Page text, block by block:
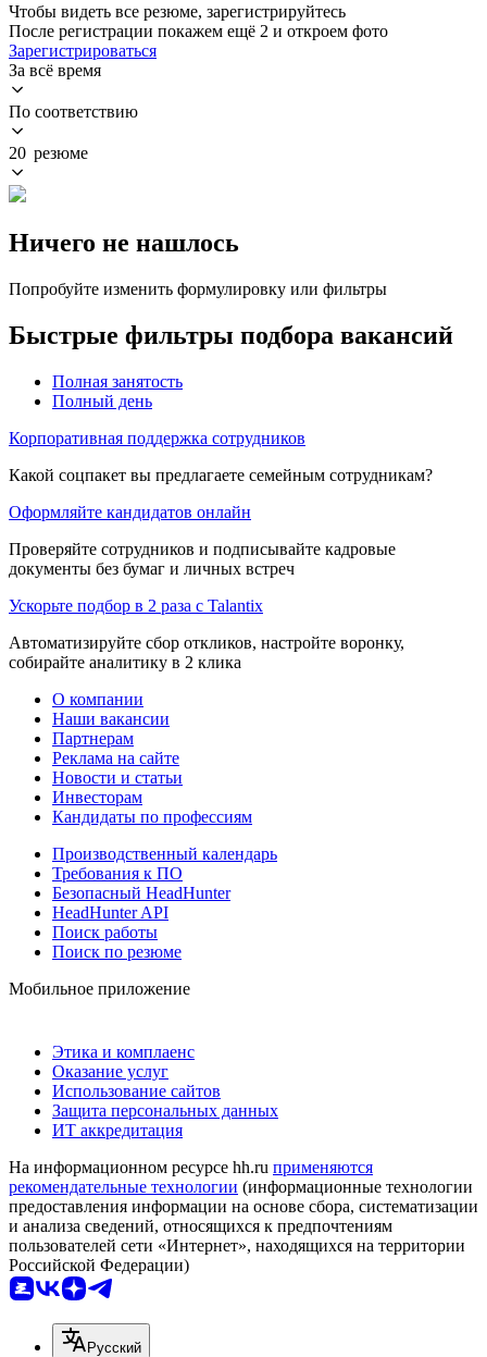
Чтобы видеть все резюме, зарегистрируйтесь
После регистрации покажем ещё 2 и откроем фото
Зарегистрироваться
За всё время
По соответствию
20 резюме
Ничего не нашлось
Попробуйте изменить формулировку или фильтры
Быстрые фильтры подбора вакансий
Полная занятость
Полный день
Корпоративная поддержка сотрудников
Какой соцпакет вы предлагаете семейным сотрудникам?
Оформляйте кандидатов онлайн
Проверяйте сотрудников и подписывайте кадровые
документы без бумаг и личных встреч
Ускорьте подбор в 2 раза с Talantix
Автоматизируйте сбор откликов, настройте воронку,
собирайте аналитику в 2 клика
О компании
Наши вакансии
Партнерам
Реклама на сайте
Новости и статьи
Инвесторам
Кандидаты по профессиям
Производственный календарь
Требования к ПО
Безопасный HeadHunter
HeadHunter API
Поиск работы
Поиск по резюме
Мобильное приложение
Этика и комплаенс
Оказание услуг
Использование сайтов
Защита персональных данных
ИТ аккредитация
На информационном ресурсе hh.ru применяются
рекомендательные технологии (информационные технологии
предоставления информации на основе сбора, систематизации
и анализа сведений, относящихся к предпочтениям
пользователей сети «Интернет», находящихся на территории
Российской Федерации)
Русский